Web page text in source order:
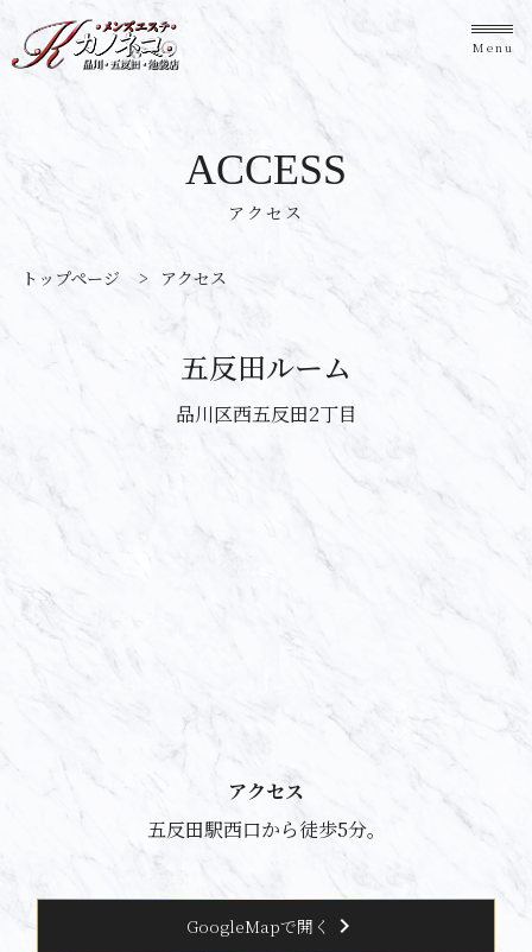
Menu
アクセス
ACCESS
トップページ > アクセス
五反田ルーム
品川区西五反田2丁目
アクセス
五反田駅西口から徒歩5分。
GoogleMapで開く chevron_right